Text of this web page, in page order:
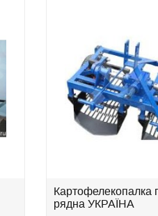
Картофелекопалка
рядна УКРАЇНА